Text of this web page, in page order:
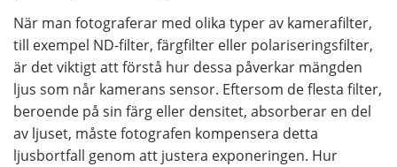
När man fotograferar med olika typer av kamerafilter,
till exempel ND-filter, färgfilter eller polariseringsfilter,
är det viktigt att förstå hur dessa påverkar mängden
ljus som når kamerans sensor. Eftersom de flesta filter,
beroende på sin färg eller densitet, absorberar en del
av ljuset, måste fotografen kompensera detta
ljusbortfall genom att justera exponeringen. Hur